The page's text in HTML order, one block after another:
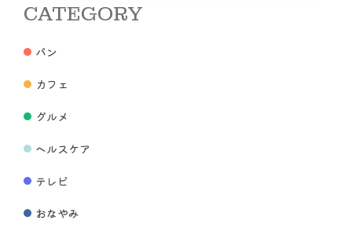
CATEGORY
パン
カフェ
グルメ
ヘルスケア
テレビ
おなやみ